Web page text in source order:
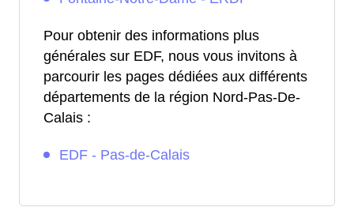
Pour obtenir des informations plus
générales sur EDF, nous vous invitons à
parcourir les pages dédiées aux différents
départements de la région Nord-Pas-De-
Calais :
EDF - Pas-de-Calais